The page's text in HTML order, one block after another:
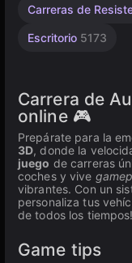
Carreras de
Escritorio 5173
3571
línea
Carrera de
online 🎮
Prepárate para la
3D, donde la
juego de carreras
coches y vive
vibrantes. Con un
personaliza tus
de todos los tiempos!
Game tips